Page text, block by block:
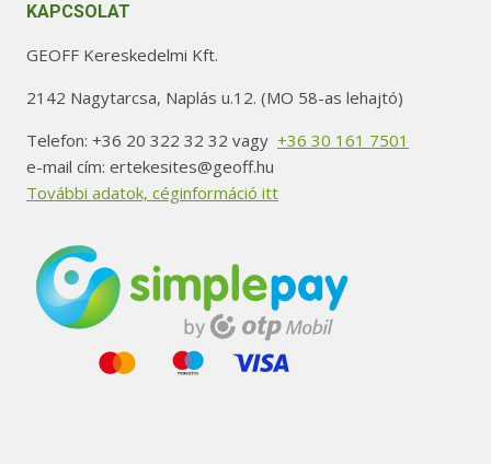
KAPCSOLAT
GEOFF Kereskedelmi Kft.
2142 Nagytarcsa, Naplás u.12. (MO 58-as lehajtó)
Telefon: +36 20 322 32 32 vagy +36 30 161 7501
e-mail cím: ertekesites@geoff.hu
További adatok, céginformáció itt